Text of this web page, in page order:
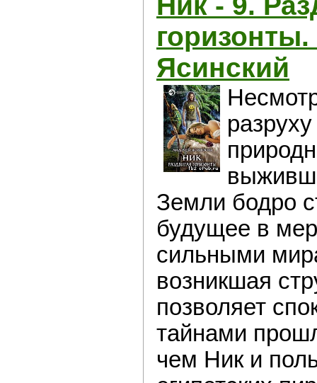
Ясинский
Земли бодро
будущее в
сильными
возникшая
позволяет
тайнами
чем Ник и